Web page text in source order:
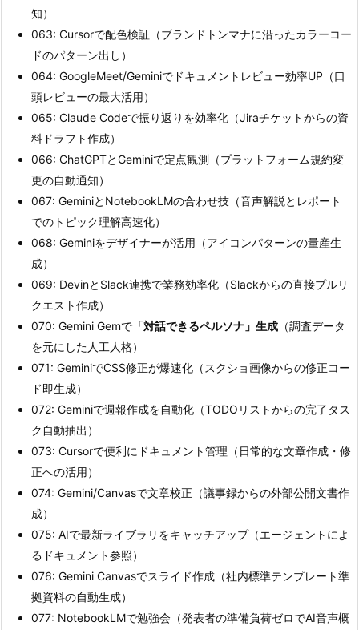
知）
063: Cursorで配色検証（ブランドトンマナに沿ったカラーコー
ドのパターン出し）
064: GoogleMeet/Geminiでドキュメントレビュー効率UP（口
頭レビューの最大活用）
065: Claude Codeで振り返りを効率化（Jiraチケットからの資
料ドラフト作成）
066: ChatGPTとGeminiで定点観測（プラットフォーム規約変
更の自動通知）
067: GeminiとNotebookLMの合わせ技（音声解説とレポート
でのトピック理解高速化）
068: Geminiをデザイナーが活用（アイコンパターンの量産生
成）
069: DevinとSlack連携で業務効率化（Slackからの直接プルリ
クエスト作成）
070: Gemini Gemで 「対話できるペルソナ」生成 （調査データ
を元にした人工人格）
071: GeminiでCSS修正が爆速化（スクショ画像からの修正コー
ド即生成）
072: Geminiで週報作成を自動化（TODOリストからの完了タス
ク自動抽出）
073: Cursorで便利にドキュメント管理（日常的な文章作成・修
正への活用）
074: Gemini/Canvasで文章校正（議事録からの外部公開文書作
成）
075: AIで最新ライブラリをキャッチアップ（エージェントによ
るドキュメント参照）
076: Gemini Canvasでスライド作成（社内標準テンプレート準
拠資料の自動生成）
077: NotebookLMで勉強会（発表者の準備負荷ゼロでAI音声概